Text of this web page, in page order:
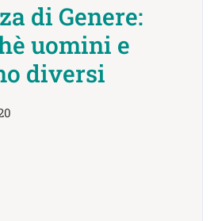
di Genere:
uomini e
diversi